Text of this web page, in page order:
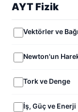
AYT Fizik
Vektörler ve
Newton'un
Tork ve Denge
İş, Güç ve Enerji